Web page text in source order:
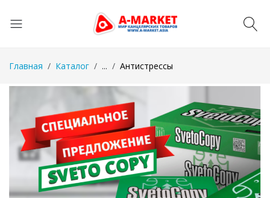
Главная Каталог ... Антистрессы